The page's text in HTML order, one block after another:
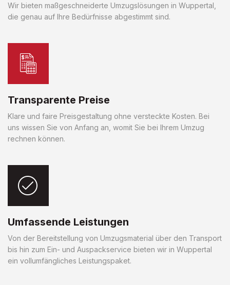
Wir bieten maßgeschneiderte Umzugslösungen in Wuppertal,
die genau auf Ihre Bedürfnisse abgestimmt sind.
Transparente Preise
Klare und faire Preisgestaltung ohne versteckte Kosten. Bei
uns wissen Sie von Anfang an, womit Sie bei Ihrem Umzug
rechnen können.
Umfassende Leistungen
Von der Bereitstellung von Umzugsmaterial über den Transport
bis hin zum Ein- und Auspackservice bieten wir in Wuppertal
ein vollumfängliches Leistungspaket.